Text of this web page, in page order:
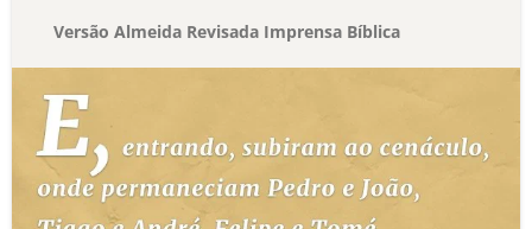
Versão Almeida Revisada Imprensa Bíblica